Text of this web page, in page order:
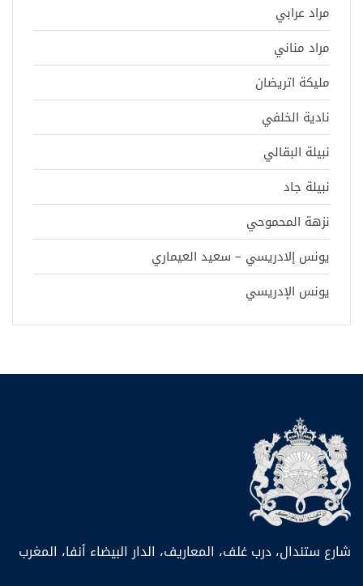
مراد عرابي
مراد مناني
مليكة اتريضان
نادية الخلفي
نبيلة البقالي
نبيلة جاد
نزهة المحموحي
يونس إلادريسي – سعيد العيماري
يونس الإدريسي
شارع ستندال، درب غلف، المعاريف، الدار البيضاء أنفا، المغرب